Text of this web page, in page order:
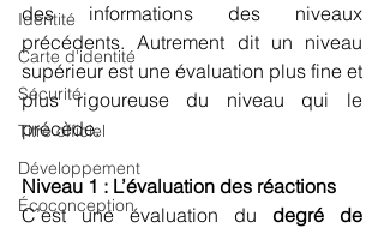
Identité
Carte d'identité
Sécurité
Titre officiel
Développement
Écoconception
des informations des niveaux
précédents. Autrement dit un niveau
supérieur est une évaluation plus fine et
plus rigoureuse du niveau qui le
précède.
Niveau 1 : L’évaluation des réactions
C’est une évaluation du degré de